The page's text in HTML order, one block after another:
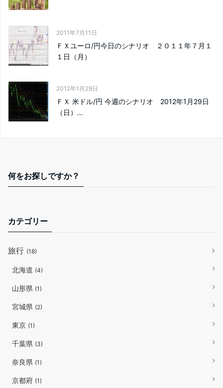
2011年7月11日
ＦＸユーロ/円今日のシナリオ ２０１１年７月１
１日（月）
2012年1月29日
ＦＸ 米ドル/円 今週のシナリオ 2012年1月29日
（日）...
何をお探しですか？
カテゴリー
旅行 (18)
北海道 (4)
山形県 (1)
宮城県 (2)
東京 (1)
千葉県 (3)
奈良県 (1)
京都府 (1)